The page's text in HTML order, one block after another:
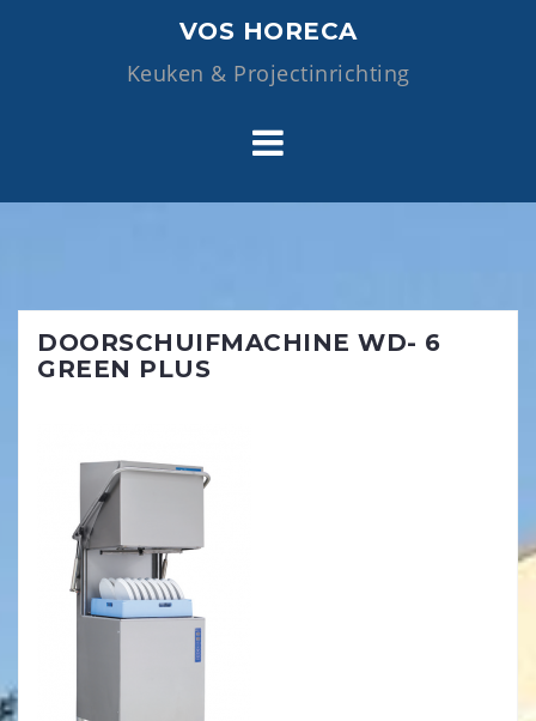
VOS HORECA
Keuken & Projectinrichting
DOORSCHUIFMACHINE WD- 6
GREEN PLUS